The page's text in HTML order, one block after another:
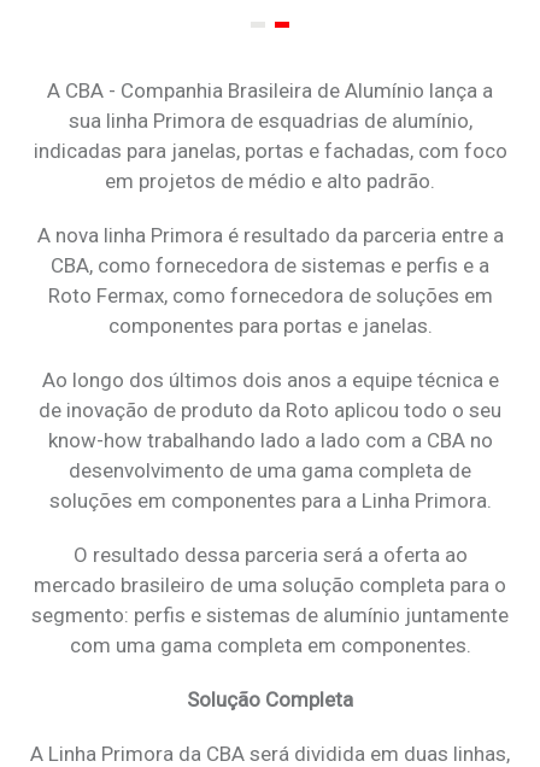
A CBA - Companhia Brasileira de Alumínio lança a
sua linha Primora de esquadrias de alumínio,
indicadas para janelas, portas e fachadas, com foco
em projetos de médio e alto padrão.
A nova linha Primora é resultado da parceria entre a
CBA, como fornecedora de sistemas e perfis e a
Roto Fermax, como fornecedora de soluções em
componentes para portas e janelas.
Ao longo dos últimos dois anos a equipe técnica e
de inovação de produto da Roto aplicou todo o seu
know-how trabalhando lado a lado com a CBA no
desenvolvimento de uma gama completa de
soluções em componentes para a Linha Primora.
O resultado dessa parceria será a oferta ao
mercado brasileiro de uma solução completa para o
segmento: perfis e sistemas de alumínio juntamente
com uma gama completa em componentes.
Solução Completa
A Linha Primora da CBA será dividida em duas linhas,